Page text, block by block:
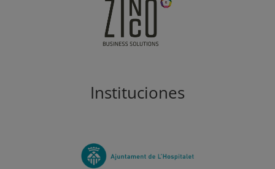
Instituciones